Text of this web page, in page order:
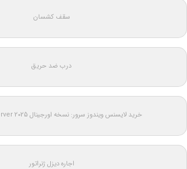
سقف کشسان
درب ضد حریق
خرید لایسنس ویندوز سرور: نسخه اورجینال Windows Server 2025
اجاره دیزل ژنراتور